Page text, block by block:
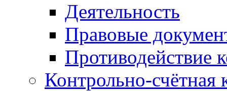
Деятельность
Правовые
Противодействие
Контрольно-счётная